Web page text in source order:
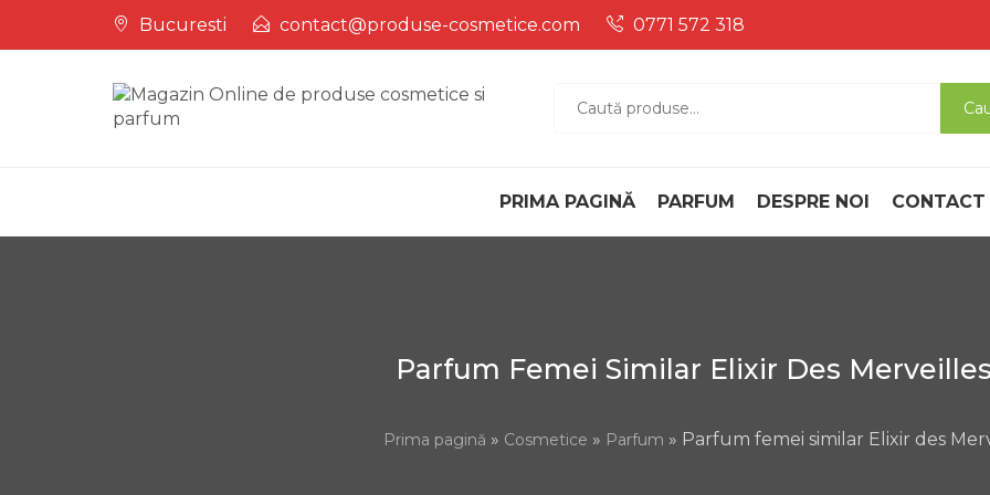
Bucuresti contact@produse-cosmetice.com 0771 572 318
Magazin Online de
Magazin Online De Produse Cosmetice Si Parfum ,
după:
PRIMA PAGINĂ PARFUM DESPRE NOI CONTACT
Parfum Femei Similar Elixir Des
Prima pagină » Cosmetice » Parfum » Parfum femei similar Elixir des